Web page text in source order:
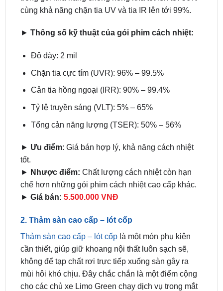
►Thông số kỹ thuật của gói phim cách nhiệt:
Độ dày: 2 mil
Ưu điểm: Giá bán hợp lý, khả năng cách nhiệt
► Nhược điểm: Chất lượng cách nhiệt còn hạn
chế hơn những gói phim cách nhiệt cao cấp khác.
► Giá bán:5.500.000 VNĐ
2. Thảm sàn cao cấp – lót cốp
cần thiết, giúp giữ khoang nội thất luôn sạch sẽ,
không để tạp chất rơi trực tiếp xuống sàn gây ra
mùi hôi khó chịu. Đây chắc chắn là một điểm cộng
cho các chủ xe Limo Green chạy dịch vụ trong mắt
khách hàng.